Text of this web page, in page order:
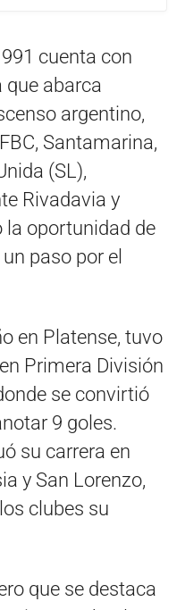
cuenta con
que abarca
argentino,
Santamarina,
(SL),
Rivadavia y
la oportunidad de
paso por el
en Platense, tuvo
Primera División
se convirtió
9 goles.
su carrera en
y San Lorenzo,
clubes su
que se destaca